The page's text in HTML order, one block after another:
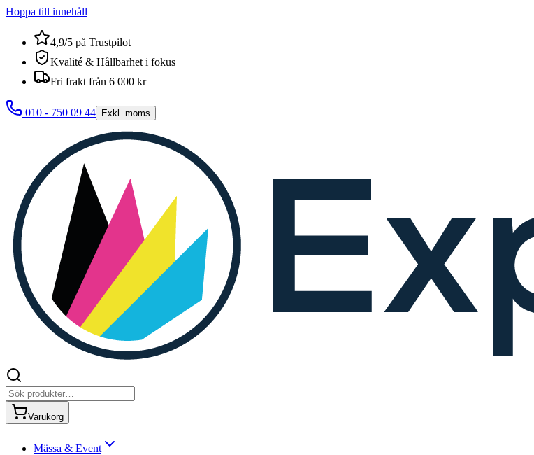
Hoppa till innehåll
4,9/5 på Trustpilot
Kvalité & Hållbarhet i fokus
Fri frakt från 6 000 kr
010 - 750 09 44 Exkl. moms
Varukorg
Mässa & Event